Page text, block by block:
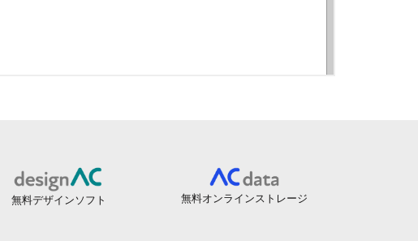
無料デザインソフト 無料オンラインストレージ